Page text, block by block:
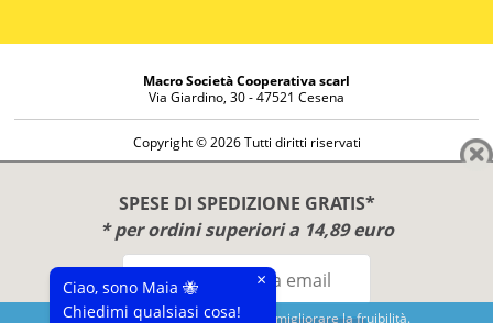
Questo sito utilizza cookies per migliorare la fruibilità.
SPESE DI SPEDIZIONE GRATIS*
* per ordini superiori a 14,89 euro
Macro Società Cooperativa scarl
Via Giardino, 30 - 47521 Cesena
Copyright © 2026 Tutti diritti riservati
Diritto di reso
Disclaimer
Privacy Policy
Ciao, sono Maia 🐝
Chiedimi qualsiasi cosa!
×